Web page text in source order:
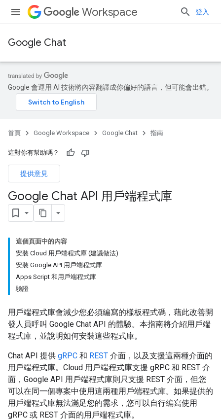
Workspace 登入
Google Chat
Google 會運用 AI 技術將內容翻譯成你偏好的語言，但可能會出錯。
首頁 Google Workspace Google Chat 指南
這對你有幫助嗎？
提供意見
Google Chat API 用戶端程式庫
這個頁面中的內容
安裝 Cloud 用戶端程式庫 (建議做法)
安裝 Google API 用戶端程式庫
Apps Script 和用戶端程式庫
驗證
用戶端程式庫會減少您必須編寫的樣板程式碼，藉此改善開
發人員呼叫 Google Chat API 的體驗。本指南將介紹用戶端
程式庫，並說明如何安裝這些程式庫。
Chat API 提供 gRPC 和 REST 介面，以及支援這兩種介面的
用戶端程式庫。Cloud 用戶端程式庫支援 gRPC 和 REST 介
面，Google API 用戶端程式庫則只支援 REST 介面，但您
可以在同一個專案中使用這兩種用戶端程式庫。如果提供的
用戶端程式庫無法滿足您的需求，您可以自行編寫使用
gRPC 或 REST 介面的用戶端程式庫。